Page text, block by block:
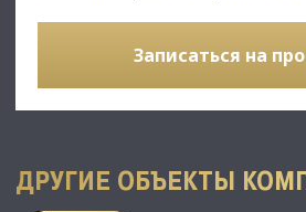
Записаться на
ДРУГИЕ ОБЪЕКТЫ